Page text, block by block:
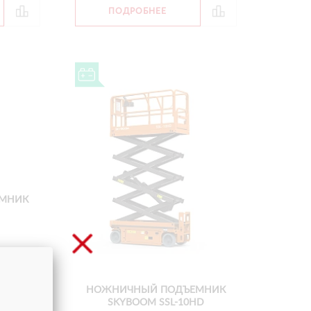
ПОДРОБНЕЕ
НОЖНИЧНЫЙ ПОДЪЕМНИК
SKYBOOM SSL-10HD